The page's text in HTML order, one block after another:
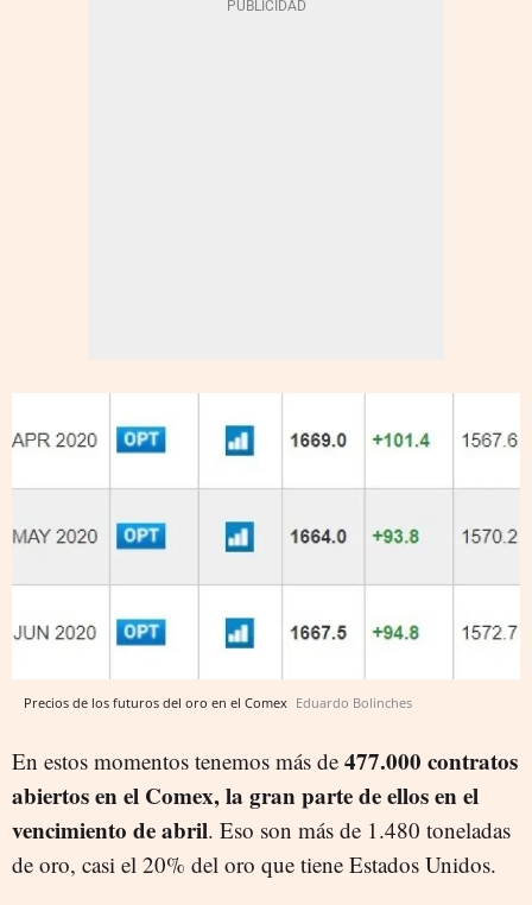
Precios de los futuros del oro en el Comex Eduardo Bolinches
En estos momentos tenemos más de 477.000 contratos
abiertos en el Comex, la gran parte de ellos en el
vencimiento de abril. Eso son más de 1.480 toneladas
de oro, casi el 20% del oro que tiene Estados Unidos.